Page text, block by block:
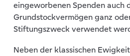
eingeworbenen Spenden auch
Grundstockvermögen ganz
Stiftungszweck verwendet
Neben der klassischen